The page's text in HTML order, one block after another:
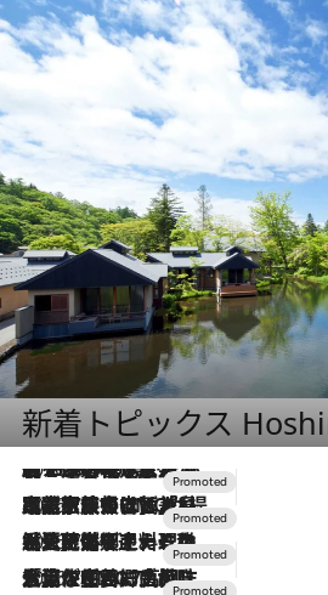
新着トピックス
2026.8.7
【トンボの足水浴】ヒノキの香りに包まれて涼感マックス！約13℃の湧水かけ流しを避暑地「星野温泉 トンボの湯」で体験
2026.7.31
【ホテル帰省】という選択肢をOMOが提案。家族とほどよい距離を保つには「昼は実家、夜は気兼ねなくホテルで！」
2026.7.24
【夏限定ディナーコース】旬を迎える稚鮎や花ズッキーニなどをイタリア・トスカーナの郷土料理の手法で満喫！
2026.7.17
「土佐和ハーブかき氷」がOMO7高知に登場！生姜、山椒、大葉など目にも舌にも涼を呼ぶ郷土の味